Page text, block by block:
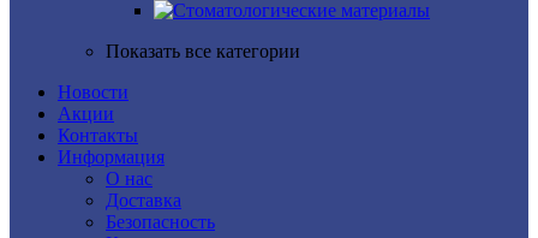
Показать все категории
Новости
Акции
Контакты
Информация
О нас
Доставка
Безопасность